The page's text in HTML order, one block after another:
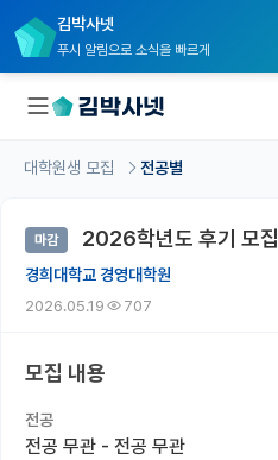
김박사넷
푸시 알림으로 소식을 빠르게
대학원생 모집 홈
전공별 모집 정보
지역별 모집 정보
대학원생 모집 전공별
마감 2026학년도 후기 모집
경희대학교 경영대학원
2026.05.19 707
모집 내용
전공
전공 무관 - 전공 무관